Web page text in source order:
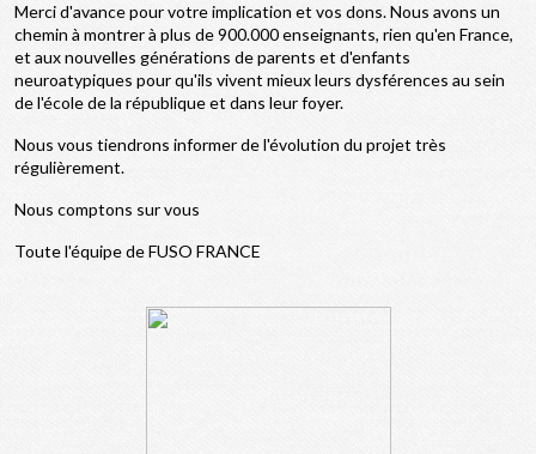
Merci d'avance pour votre implication et vos dons. Nous avons un
chemin à montrer à plus de 900.000 enseignants, rien qu'en France,
et aux nouvelles générations de parents et d'enfants
neuroatypiques pour qu'ils vivent mieux leurs dysférences au sein
de l'école de la république et dans leur foyer.
Nous vous tiendrons informer de l'évolution du projet très
régulièrement.
Nous comptons sur vous
Toute l'équipe de FUSO FRANCE